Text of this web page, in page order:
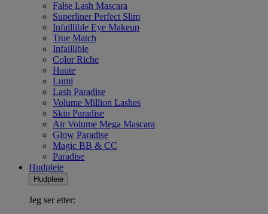
False Lash Mascara
Superliner Perfect Slim
Infaillible Eye Makeup
True Match
Infaillible
Color Riche
Haute
Lumi
Lash Paradise
Volume Million Lashes
Skin Paradise
Air Volume Mega Mascara
Glow Paradise
Magic BB & CC
Paradise
Hudpleie
Hudpleie
Jeg ser etter: